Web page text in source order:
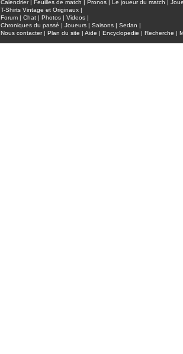
Calendrier| Feuilles de match Pronos Le joueur du match
T-Shirts Vintage et Originaux |
Forum | Chat | Photos | Videos |
Chroniques du passé | Joueurs | Saisons | Sedan |
Nous contacter| Plan du site | Aide | Encyclopedie | Recherche |